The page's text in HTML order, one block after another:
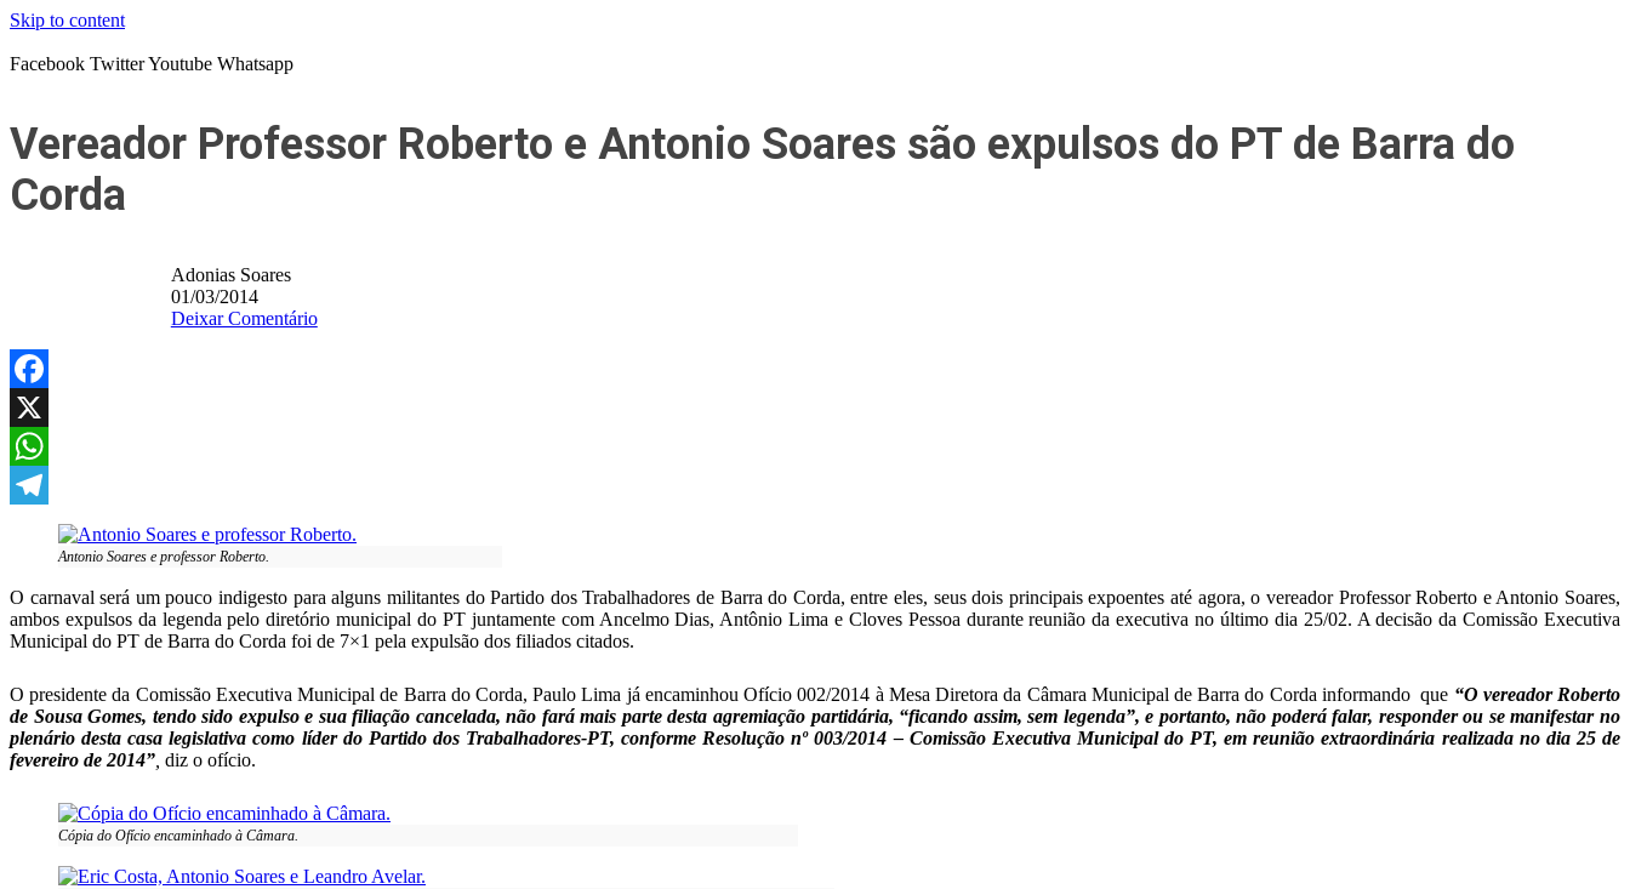
Skip to content
Facebook TwitterYoutube Whatsapp
Vereador Professor Roberto e Antonio Soares são expulsos do PT de Barra do
Corda
Adonias Soares
01/03/2014
Deixar Comentário
Facebook
X
WhatsApp
Telegram
Antonio Soares e professor Roberto.
O carnaval será um pouco indigesto para alguns militantes do Partido dos Trabalhadores de Barra do Corda, entre eles, seus dois principais expoentes até agora, o vereador Professor Roberto e Antonio Soares,
ambos expulsos da legenda pelo diretório municipal do PT juntamente com Ancelmo Dias, Antônio Lima e Cloves Pessoa durante reunião da executiva no último dia 25/02. A decisão da Comissão Executiva
Municipal do PT de Barra do Corda foi de 7×1 pela expulsão dos filiados citados.
O presidente da Comissão Executiva Municipal de Barra do Corda, Paulo Lima já encaminhou Ofício 002/2014 à Mesa Diretora da Câmara Municipal de Barra do Corda informando que “O vereador Roberto
de Sousa Gomes, tendo sido expulso e sua filiação cancelada, não fará mais parte desta agremiação partidária, “ficando assim, sem legenda”, e portanto, não poderá falar, responder ou se manifestar no
plenário desta casa legislativa como líder do Partido dos Trabalhadores-PT, conforme Resolução nº 003/2014 – Comissão Executiva Municipal do PT, em reunião extraordinária realizada no dia 25 de
fevereiro de 2014” diz o ofício.
Cópia do Ofício encaminhado à Câmara.